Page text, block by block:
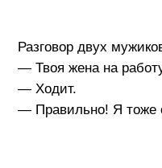
Разговор двух
— Твоя жена на
— Ходит.
— Правильно! Я тоже